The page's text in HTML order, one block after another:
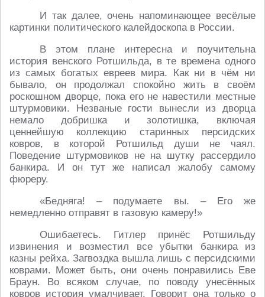
И так далее, очень напоминающее весёлые
картинки политического калейдоскопа в России.
В этом плане интересна и поучительна
история венского Ротшильда, в те времена одного
из самых богатых евреев мира. Как ни в чём ни
бывало, он продолжал спокойно жить в своём
роскошном дворце, пока его не навестили местные
штурмовики. Незваные гости вынесли из дворца
немало добришка и золотишка, включая
ценнейшую коллекцию старинных персидских
ковров, в которой Ротшильд души не чаял.
Поведение штурмовиков не на шутку рассердило
банкира. И он тут же написал жалобу самому
фюреру.
«Бедняга! – подумаете вы. – Его же
немедленно отправят в газовую камеру!»
Ошибаетесь. Гитлер принёс Ротшильду
извинения и возместил все убытки банкира из
казны рейха. Загвоздка вышла лишь с персидскими
коврами. Может быть, они очень понравились Еве
Браун. Во всяком случае, по поводу унесённых
ковров история умалчивает. Говорит она только о